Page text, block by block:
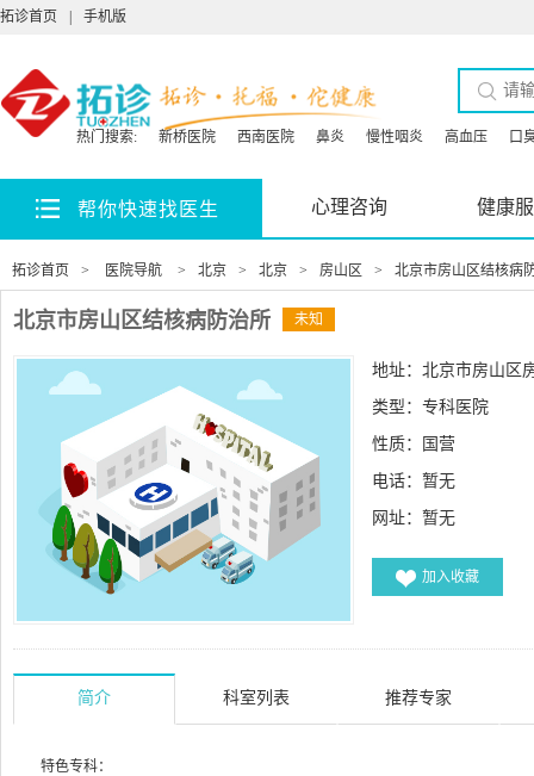
拓诊首页 手机版
热门搜索: 新桥医院 西南医院 鼻炎 慢性咽炎 高血压 口
帮你快速找医生 心理咨询 健康
拓诊首页 > 医院导航 > 北京 > 北京 > 房山区 > 北京市房山区结核病
北京市房山区结核病防治所 未知
地址：北京市房山区
类型：专科医院
性质：国营
电话：暂无
网址： 暂无
加入收藏
简介 科室列表 推荐专家
特色专科：